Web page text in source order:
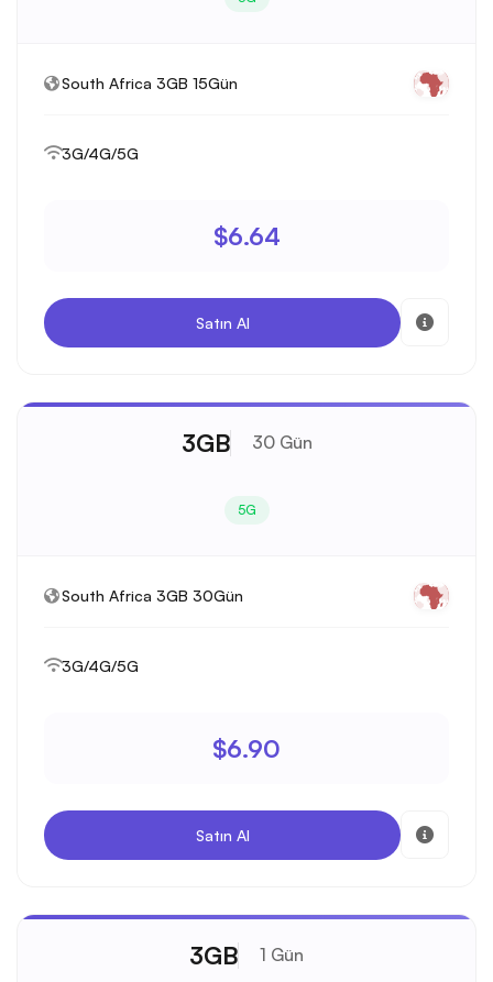
South Africa 3GB 15Gün
3G/4G/5G
$6.64
Satın Al
3GB 30 Gün
5G
South Africa 3GB 30Gün
3G/4G/5G
$6.90
Satın Al
3GB 1 Gün